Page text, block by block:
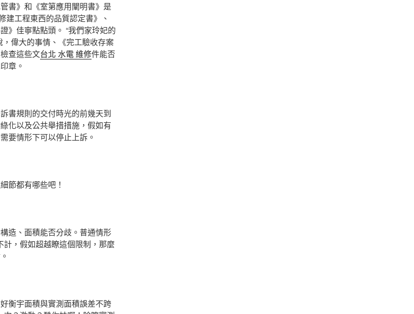
書》和《室第應用闡明書》是
建工程東西的品質認定書》、
》佳寧點點頭。 “我們家玲妃的
偉大的事情、《完工驗收存案
查這些文台北 水電 維修件能否
章。
書規則的交付時光的前幾天到
化以及公共舉措措施，假如有
要情形下可以停止上訴。
節都有哪些吧！
造、面積能否分歧。普通情形
，假如超越瞭這個限制，那麼
衡宇面積與實測面積誤差不跨